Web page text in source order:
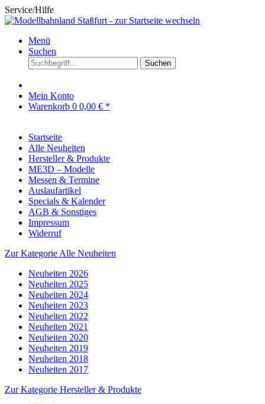
Service/Hilfe
Menü
Suchen
Suchen
Mein Konto
Warenkorb 0 0,00 € *
Startseite
Alle Neuheiten
Hersteller & Produkte
ME3D – Modelle
Messen & Termine
Auslaufartikel
Specials & Kalender
AGB & Sonstiges
Impressum
Widerruf
Zur Kategorie Alle Neuheiten
Neuheiten 2026
Neuheiten 2025
Neuheiten 2024
Neuheiten 2023
Neuheiten 2022
Neuheiten 2021
Neuheiten 2020
Neuheiten 2019
Neuheiten 2018
Neuheiten 2017
Zur Kategorie Hersteller & Produkte